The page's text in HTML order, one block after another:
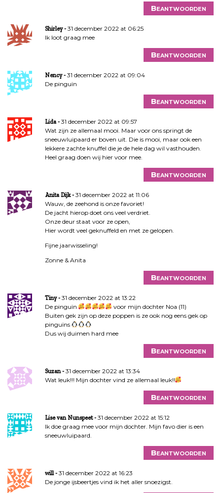
Beantwoorden
Shirley
31 december 2022 at 06:25
Ik loot graag mee
Beantwoorden
Nency
31 december 2022 at 09:04
De pinguïn
Beantwoorden
Lida
31 december 2022 at 09:57
Wat zijn ze allemaal mooi. Maar voor ons springt de
sneeuwluipaard er boven uit. Die is mooi, maar ook een
lekkere zachte knuffel die je de hele dag wil vasthouden.
Heel graag doen wij hier voor mee.
Beantwoorden
Anita Dijk
31 december 2022 at 11:06
Wauw, de zeehond is onze favoriet!
De jacht hierop doet ons veel verdriet.
Onze deur staat voor ze open,
Hier wordt veel geknuffeld en met ze gelopen.
Fijne jaarwisseling!
Zonne & Anita
Beantwoorden
Tiny
31 december 2022 at 13:22
De pinguïn
voor mijn dochter Noa (11)
Buiten gek zijn op deze poppen is ze ook nog eens gek op
pinguïns
Dus wij duimen hard mee
Beantwoorden
Suzan
31 december 2022 at 13:34
Wat leuk!!! Mijn dochter vind ze allemaal leuk!!
Beantwoorden
Lise van Nunspeet
31 december 2022 at 15:12
Ik doe graag mee voor mijn dochter. Mijn favo dier is een
sneeuwluipaard.
Beantwoorden
will
31 december 2022 at 16:23
De jonge ijsbeertjes vind ik het aller snoezigst.